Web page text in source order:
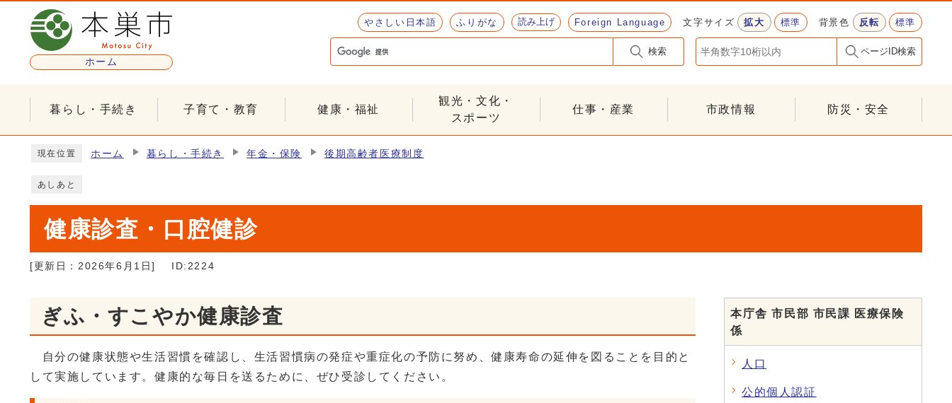
ページの先頭です
ホーム
やさしい日本語 ふりがな 読み上げ Foreign Language 文字サイズ 拡大 標準 背景色 反転 標準
検索 ページID検索
暮らし・手続き 子育て・教育 健康・福祉
観光・文化・
スポーツ
仕事・産業 市政情報 防災・安全
現在位置 ホーム 暮らし・手続き 年金・保険 後期高齢者医療制度
あしあと
健康診査・口腔健診
[更新日： 2026年6月1日] ID:2224
ぎふ・すこやか健康診査
自分の健康状態や生活習慣を確認し、生活習慣病の発症や重症化の予防に努め、健康寿命の延伸を図ることを目的と
して実施しています。健康的な毎日を送るために、ぜひ受診してください。
本庁舎 市民部 市民課 医療保険
係
人口
公的個人認証